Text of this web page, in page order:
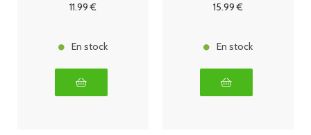
11.99 €
En stock
15.99 €
En stock